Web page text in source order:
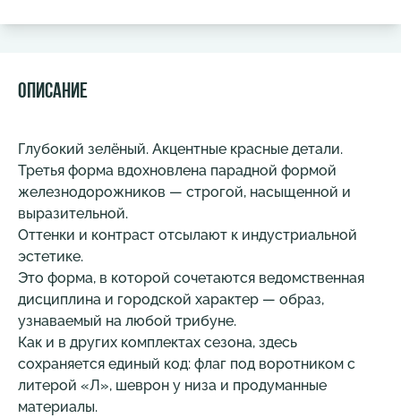
Описание
Глубокий зелёный. Акцентные красные детали.
Третья форма вдохновлена парадной формой
железнодорожников — строгой, насыщенной и
выразительной.
Оттенки и контраст отсылают к индустриальной
эстетике.
Это форма, в которой сочетаются ведомственная
дисциплина и городской характер — образ,
узнаваемый на любой трибуне.
Как и в других комплектах сезона, здесь
сохраняется единый код: флаг под воротником с
литерой «Л», шеврон у низа и продуманные
материалы.